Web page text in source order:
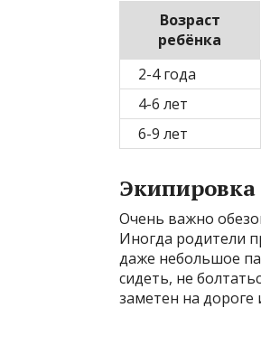
Возраст
ребёнка
2-4 года
4-6 лет
6-9 лет
Экипировка
Очень важно
Иногда родители
даже небольшое
сидеть, не
заметен на дороге